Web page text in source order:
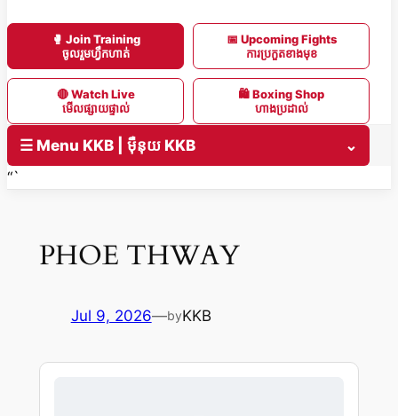
🥊 Join Training
ចូលរួមហ្វឹកហាត់
📅 Upcoming Fights
ការប្រកួតខាងមុខ
🔴 Watch Live
មើលផ្សាយផ្ទាល់
🛍 Boxing Shop
ហាងប្រដាល់
☰ Menu KKB | ម៉ឺនុយ KKB
⌄
“`
PHOE THWAY
Jul 9, 2026—byKKB